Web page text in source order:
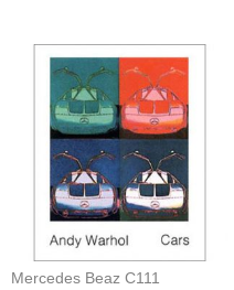
Mercedes Beaz C111